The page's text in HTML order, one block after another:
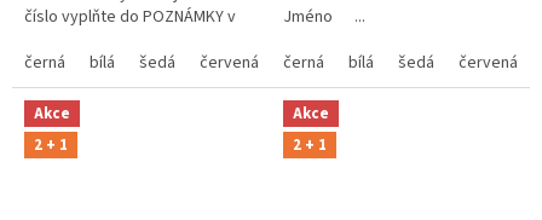
číslo vyplňte do POZNÁMKY v
černá
bílá šedá červená modrá žlutá zelená růžová
Jméno ...
černá
bílá šedá červená
Akce
2 + 1
Akce
2 + 1